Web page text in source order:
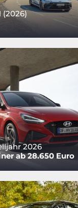
(2026)
2026
ab 28.650 Euro